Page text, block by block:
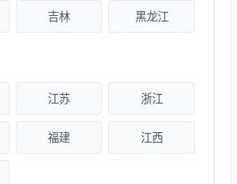
吉林 黑龙江
江苏 浙江
福建 江西